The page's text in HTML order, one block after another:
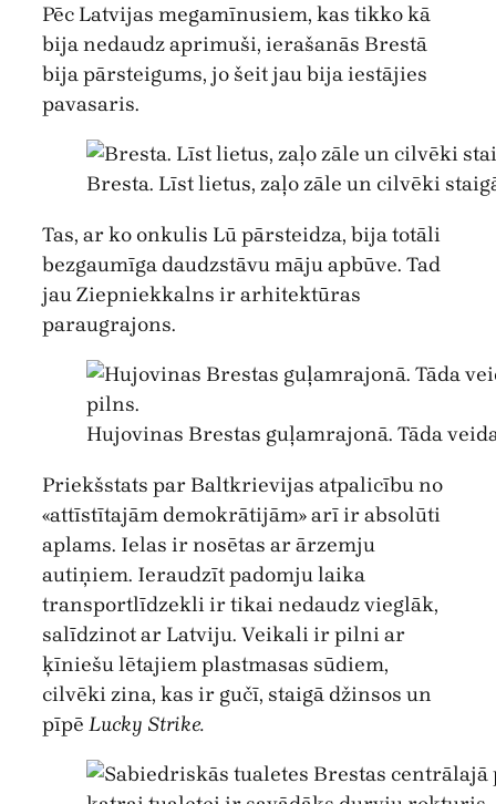
Pēc Latvijas megamīnusiem, kas tikko kā
bija nedaudz aprimuši, ierašanās Brestā
bija pārsteigums, jo šeit jau bija iestājies
pavasaris.
Bresta. Līst lietus, zaļo zāle un cilvēki
Tas, ar ko onkulis Lū pārsteidza, bija totāli
bezgaumīga daudzstāvu māju apbūve. Tad
jau Ziepniekkalns ir arhitektūras
paraugrajons.
Hujovinas Brestas guļamrajonā. Tāda
Priekšstats par Baltkrievijas atpalicību no
«attīstītajām demokrātijām» arī ir absolūti
aplams. Ielas ir nosētas ar ārzemju
autiņiem. Ieraudzīt padomju laika
transportlīdzekli ir tikai nedaudz vieglāk,
salīdzinot ar Latviju. Veikali ir pilni ar
ķīniešu lētajiem plastmasas sūdiem,
cilvēki zina, kas ir gučī, staigā džinsos un
pīpē Lucky Strike.